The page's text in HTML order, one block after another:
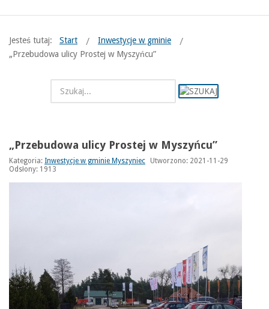
Jesteś tutaj: Start
Inwestycje w gminie
„Przebudowa ulicy Prostej w Myszyńcu”
„Przebudowa ulicy Prostej w Myszyńcu”
Kategoria: Inwestycje w gminie Myszyniec
Utworzono: 2021-11-29
Odsłony: 1913